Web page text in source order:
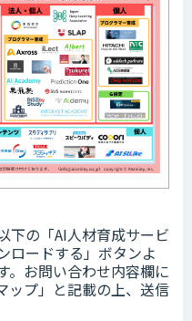
下の「AI人材育成サービ
ロードする」ボタンよ
。お問い合わせ内容欄に
ップ」と記載の上、送信